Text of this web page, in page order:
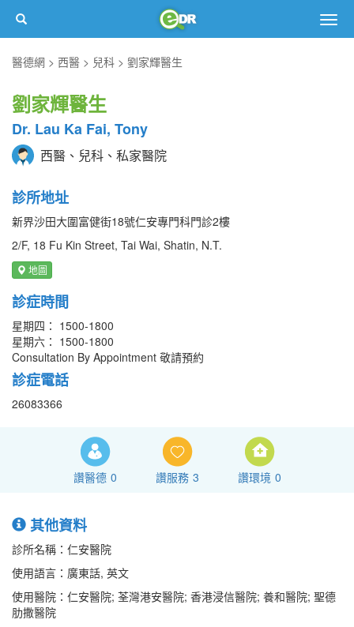
醫德網
西醫 兒科 劉家輝醫生
劉家輝醫生
Dr. Lau Ka Fai, Tony
西醫、兒科、私家醫院
診所地址
新界沙田大圍富健街18號仁安專門科門診2樓
2/F, 18 Fu Kin Street, Tai Wai, Shatin, N.T.
地圖
診症時間
星期四： 1500-1800
星期六： 1500-1800
Consultation By Appointment 敬請預約
診症電話
26083366
讚醫德 0 讚服務 3 讚環境 0
其他資料
診所名稱：仁安醫院
使用語言：廣東話, 英文
使用醫院：仁安醫院; 荃灣港安醫院; 香港浸信醫院; 養和醫院; 聖德
肋撒醫院